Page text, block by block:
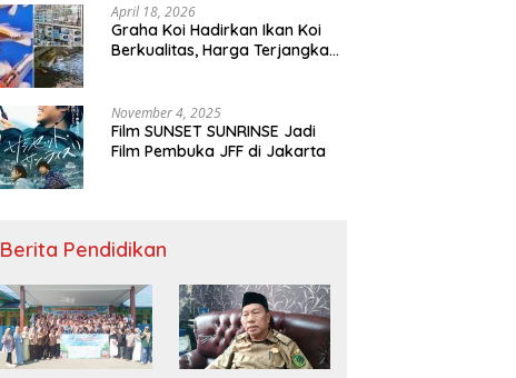
April 18, 2026
Graha Koi Hadirkan Ikan Koi
Berkualitas, Harga Terjangkau
November 4, 2025
Film SUNSET SUNRINSE Jadi
Film Pembuka JFF di Jakarta
Berita Pendidikan